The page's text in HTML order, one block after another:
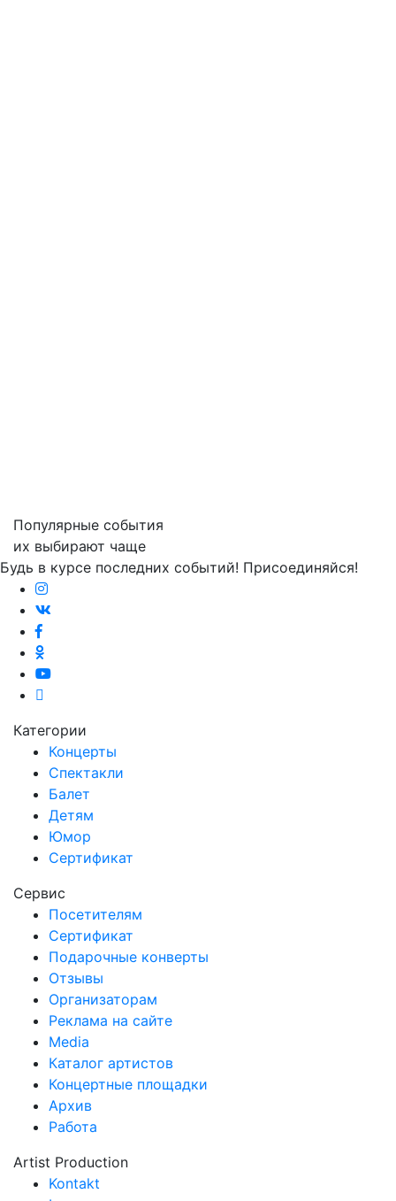
Популярные события
их выбирают чаще
Будь в курсе последних событий! Присоединяйся!
Категории
Концерты
Спектакли
Балет
Детям
Юмор
Сертификат
Сервис
Посетителям
Сертификат
Подарочные конверты
Отзывы
Организаторам
Реклама на сайте
Media
Каталог артистов
Концертные площадки
Архив
Работа
Artist Production
Kontakt